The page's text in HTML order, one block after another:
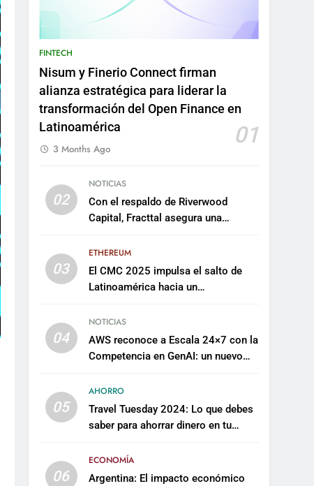
FINTECH
Nisum y Finerio Connect firman
alianza estratégica para liderar la
transformación del Open Finance en
Latinoamérica
01
3 Months Ago
02
NOTICIAS
Con el respaldo de Riverwood
Capital, Fracttal asegura una
escalar su plataforma
03
ETHEREUM
El CMC 2025 impulsa el salto de
Latinoamérica hacia un
sostenible
04
NOTICIAS
AWS reconoce a Escala 24×7 con la
Competencia en GenAI: un nuevo
artificial empresarial
05
AHORRO
Travel Tuesday 2024: Lo que debes
saber para ahorrar dinero en tu
06
ECONOMÍA
Argentina: El impacto económico